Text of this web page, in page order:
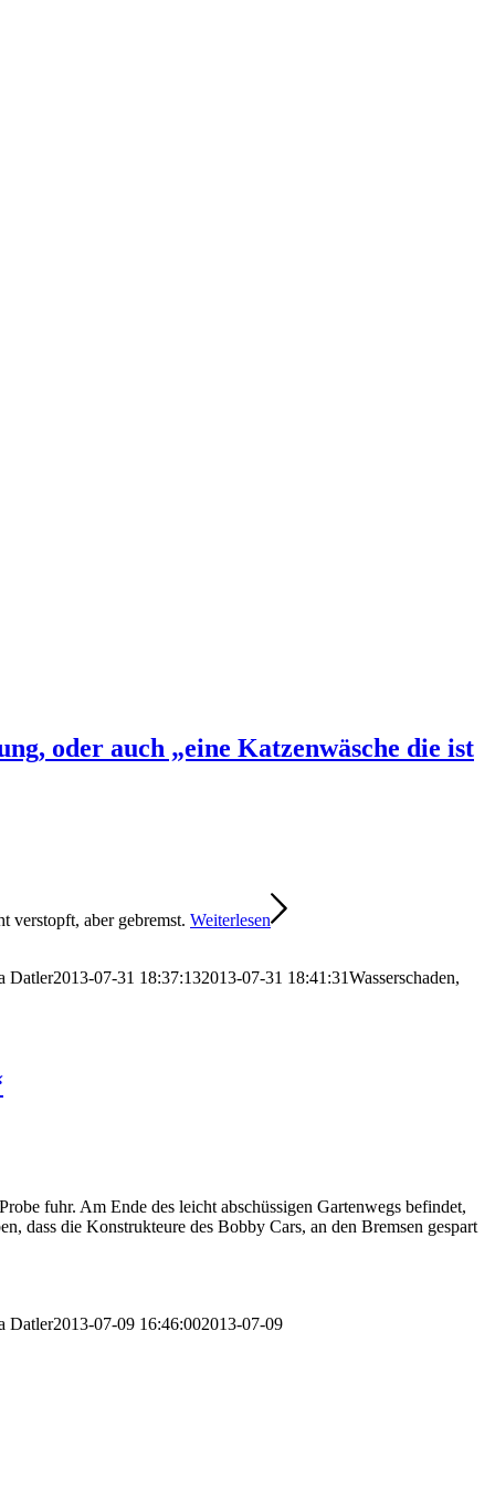
oder auch „eine Katzenwäsche die ist
verstopft, aber gebremst. Weiterlesen
Datler2013-07-31 18:37:132013-07-31 18:41:31Wasserschaden,
fuhr. Am Ende des leicht abschüssigen Gartenwegs befindet,
dass die Konstrukteure des Bobby Cars, an den Bremsen gespart
Datler2013-07-09 16:46:002013-07-09